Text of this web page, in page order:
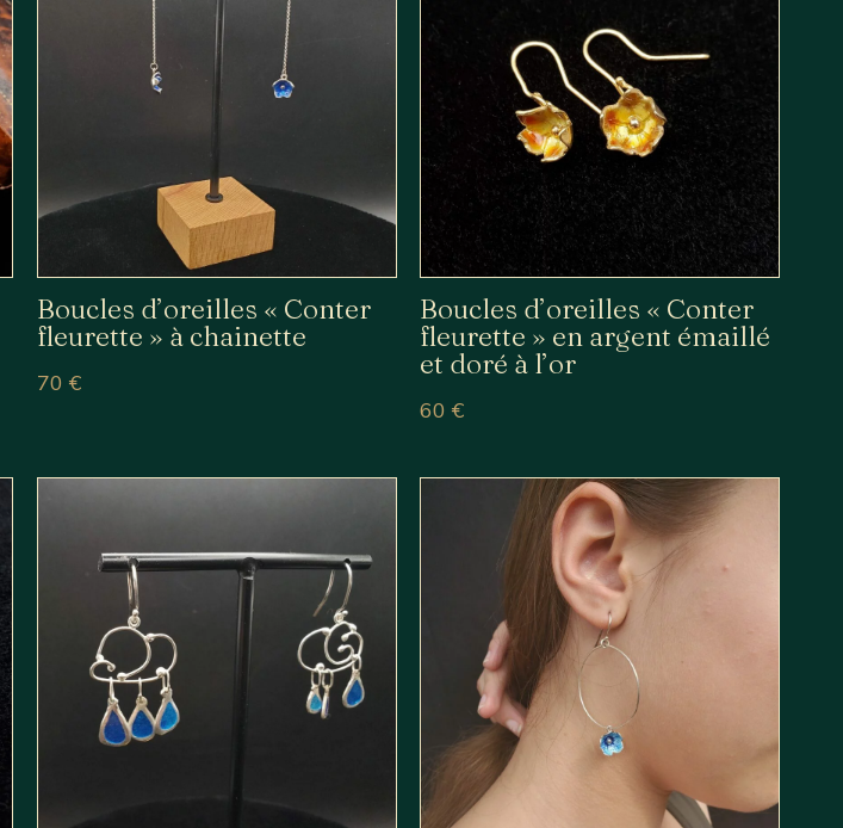
Boucles d’oreilles « Conter
fleurette » à chainette
70 €
Boucles d’oreilles « Conter
fleurette » en argent émaillé
et doré à l’or
60€